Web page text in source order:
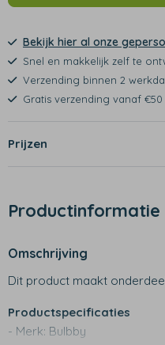
Bekijk hier al onze
Snel en makkelijk zelf te
Verzending binnen 2
Gratis verzending vanaf €50
Prijzen
Productinformatie
Omschrijving
Dit product maakt
Productspecificaties
- Merk: Bulbby